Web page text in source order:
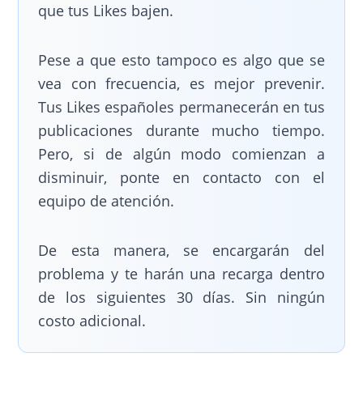
que tus Likes bajen.
Pese a que esto tampoco es algo que se
vea con frecuencia, es mejor prevenir.
Tus Likes españoles permanecerán en tus
publicaciones durante mucho tiempo.
Pero, si de algún modo comienzan a
disminuir, ponte en contacto con el
equipo de atención.
De esta manera, se encargarán del
problema y te harán una recarga dentro
de los siguientes 30 días. Sin ningún
costo adicional.